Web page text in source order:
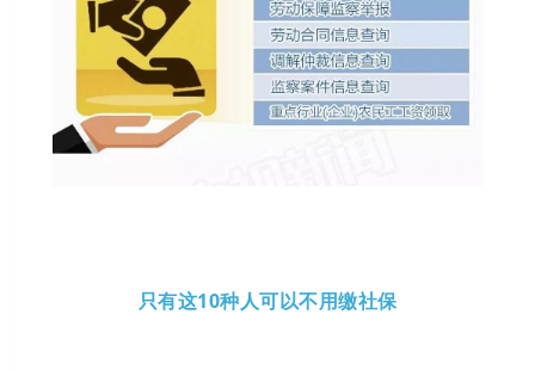
只有这10种人可以不用缴社保